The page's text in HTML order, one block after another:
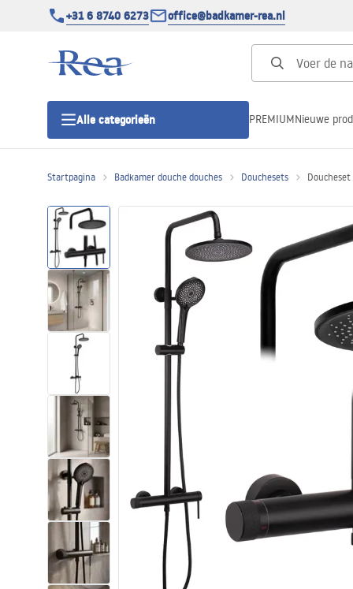
+31 6 8740 6273 office@badkamer-rea.nl
Alle categorieën
Douchedeur
Douchebakken
Lineaire Douchegoten
Wastafels
Baden en badwanden
Kranen
Douches
PREMIUMNieuwe
Startpagina Badkamer douche douches Douchesets Doucheset